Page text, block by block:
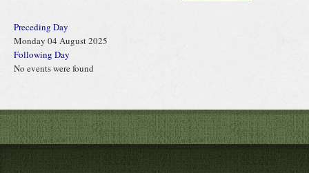
Preceding Day
Monday 04 August 2025
Following Day
No events were found